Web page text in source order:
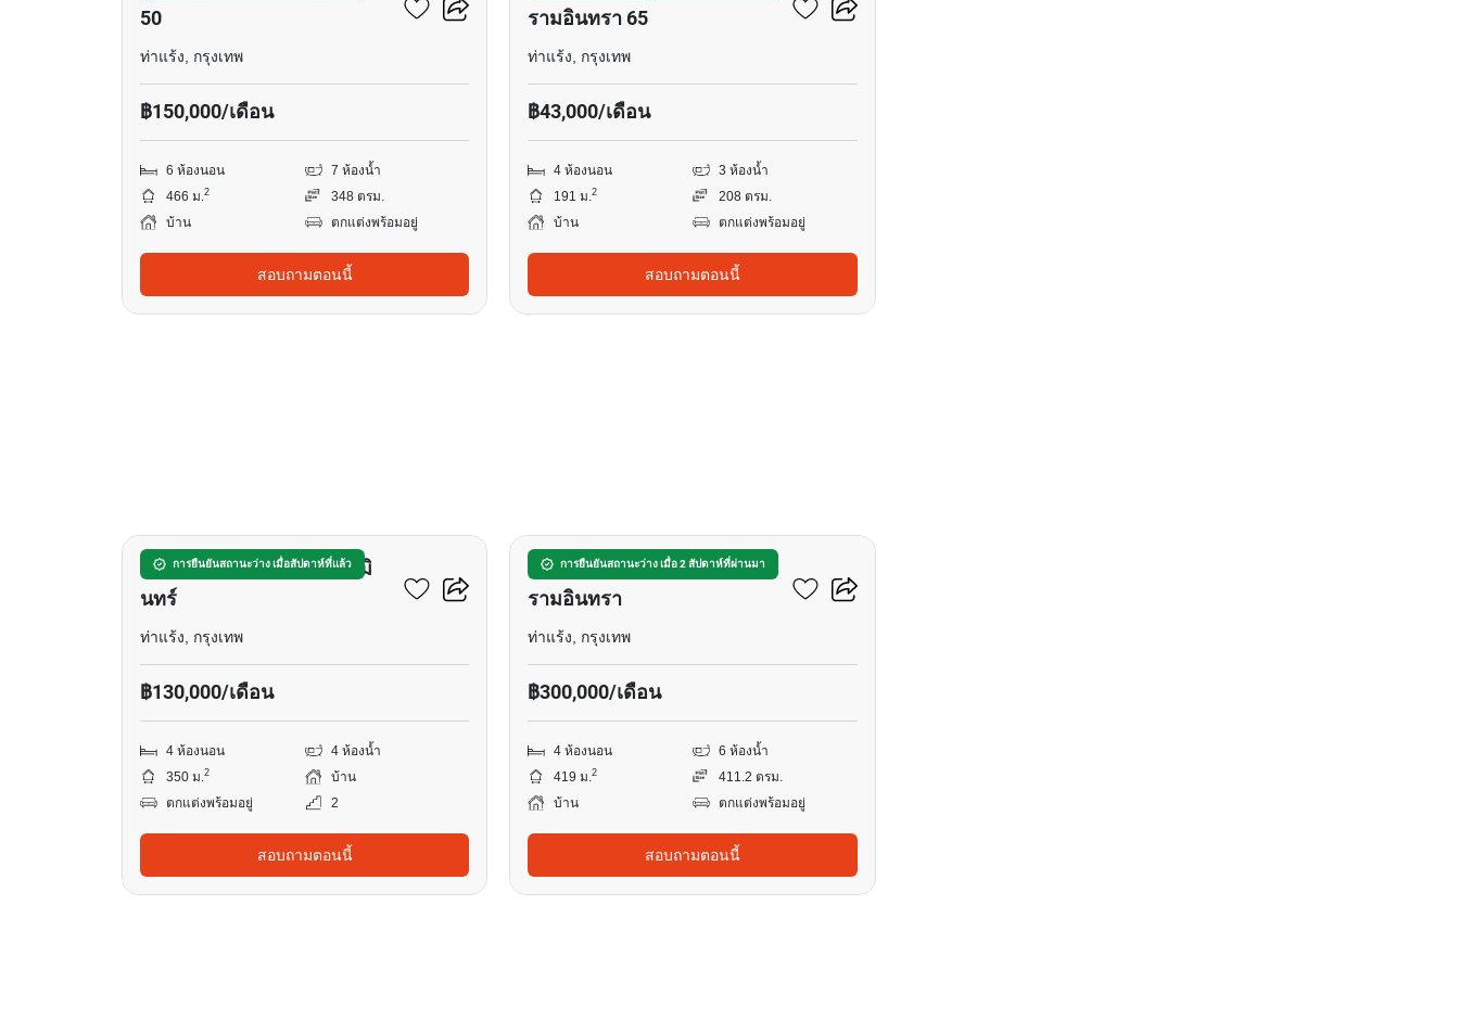
50
ท่าแร้ง, กรุงเทพ
฿150,000/เดือน
6 ห้องนอน
7 ห้องน้ำ
466 ม.2
348 ตรม.
บ้าน
ตกแต่งพร้อมอยู่
สอบถามตอนนี้
รามอินทรา 65
ท่าแร้ง, กรุงเทพ
฿43,000/เดือน
4 ห้องนอน
3 ห้องน้ำ
191 ม.2
208 ตรม.
บ้าน
ตกแต่งพร้อมอยู่
สอบถามตอนนี้
การยืนยันสถานะว่าง เมื่อสัปดาห์ที่แล้ว
คาซ่า เลเจนด์ เกษตร – นวมิ
นทร์
ท่าแร้ง, กรุงเทพ
฿130,000/เดือน
4 ห้องนอน
4 ห้องน้ำ
350 ม.2
บ้าน
ตกแต่งพร้อมอยู่
2
สอบถามตอนนี้
การยืนยันสถานะว่าง เมื่อ 2 สัปดาห์ที่ผ่านมา
เดอะ มาสเตอร์ เอกมัย-
รามอินทรา
ท่าแร้ง, กรุงเทพ
฿300,000/เดือน
4 ห้องนอน
6 ห้องน้ำ
419 ม.2
411.2 ตรม.
บ้าน
ตกแต่งพร้อมอยู่
สอบถามตอนนี้